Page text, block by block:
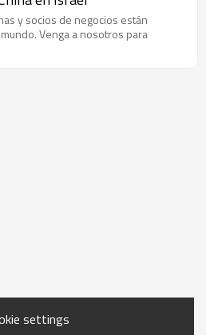
y socios de negocios están
Venga a nosotros para
settings